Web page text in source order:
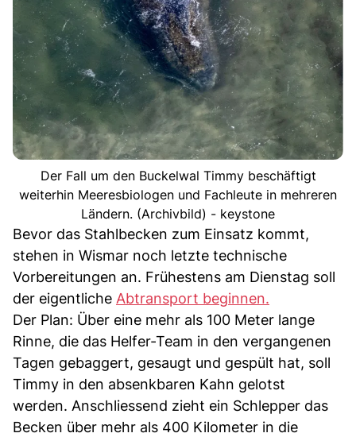
Der Fall um den Buckelwal Timmy beschäftigt
weiterhin Meeresbiologen und Fachleute in mehreren
Ländern. (Archivbild) - keystone
Bevor das Stahlbecken zum Einsatz kommt,
stehen in Wismar noch letzte technische
Vorbereitungen an. Frühestens am Dienstag soll
der eigentliche Abtransport beginnen.
Der Plan: Über eine mehr als 100 Meter lange
Rinne, die das Helfer-Team in den vergangenen
Tagen gebaggert, gesaugt und gespült hat, soll
Timmy in den absenkbaren Kahn gelotst
werden. Anschliessend zieht ein Schlepper das
Becken über mehr als 400 Kilometer in die